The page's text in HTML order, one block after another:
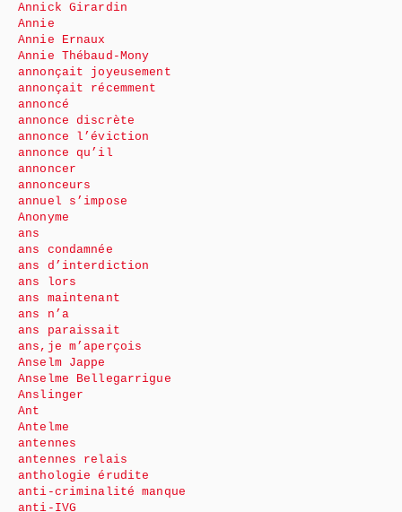
Annick Girardin
Annie
Annie Ernaux
Annie Thébaud-Mony
annonçait joyeusement
annonçait récemment
annoncé
annonce discrète
annonce l’éviction
annonce qu’il
annoncer
annonceurs
annuel s’impose
Anonyme
ans
ans condamnée
ans d’interdiction
ans lors
ans maintenant
ans n’a
ans paraissait
ans,je m’aperçois
Anselm Jappe
Anselme Bellegarrigue
Anslinger
Ant
Antelme
antennes
antennes relais
anthologie érudite
anti-criminalité manque
anti-IVG